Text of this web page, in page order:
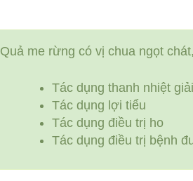
Quả me rừng có vị chua ngọt
Tác dụng thanh nhiệt
Tác dụng lợi tiểu
Tác dụng điều trị ho
Tác dụng điều trị bệnh